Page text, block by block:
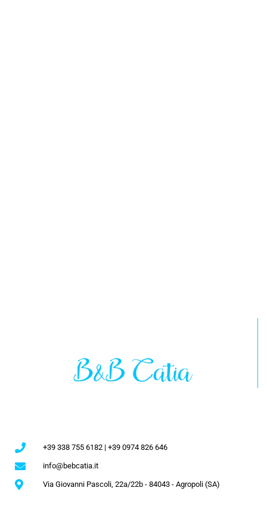
+39 338 755 6182 | +39 0974 826 646
info@bebcatia.it
Via Giovanni Pascoli, 22a/22b - 84043 - Agropoli (SA)